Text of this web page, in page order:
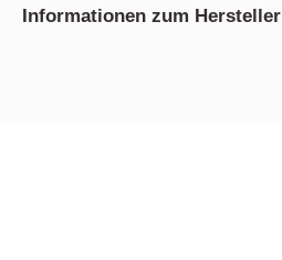
Informationen zum Hersteller